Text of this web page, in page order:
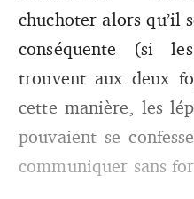
chuchoter alors qu’il
conséquente (si
trouvent aux deux
cette manière, les
pouvaient se
communiquer sans